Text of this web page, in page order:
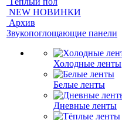
NEW НОВИНКИ
Архив
Звукопоглощающие панели
Холодные ленты
Белые ленты
Дневные ленты